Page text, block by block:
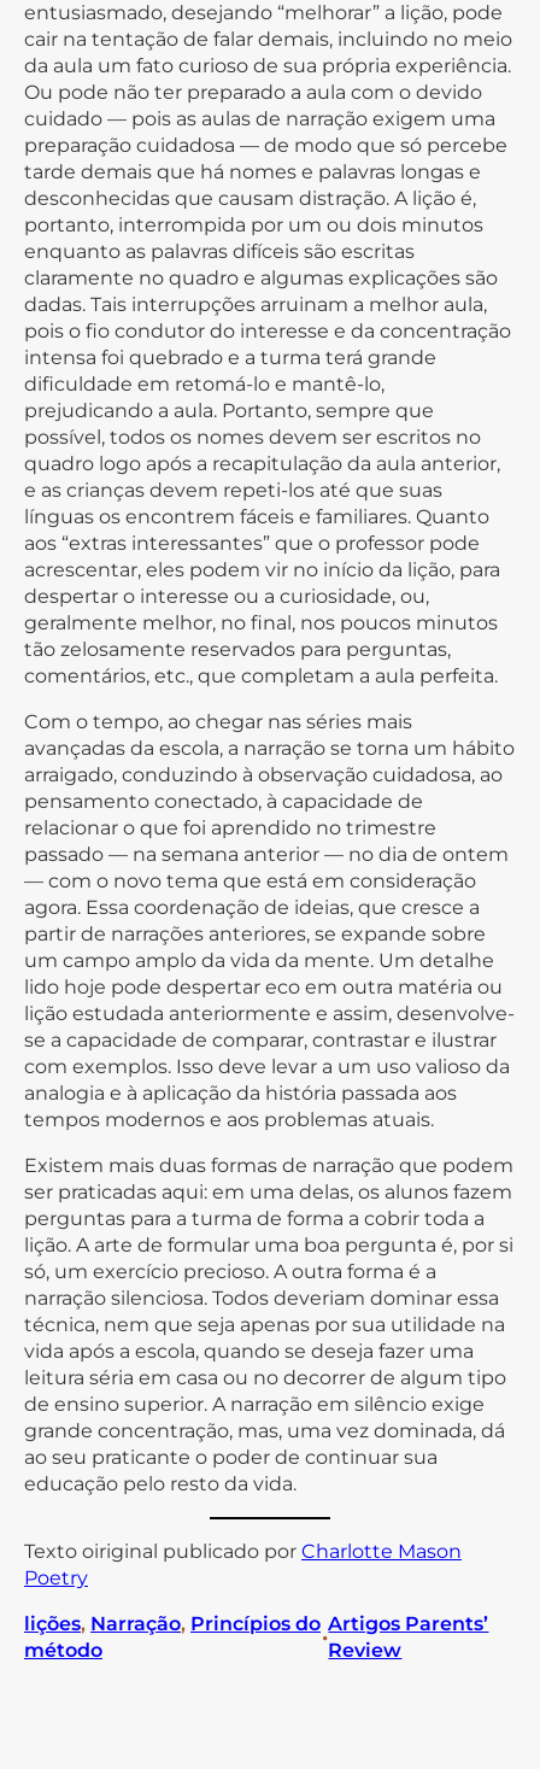
entusiasmado, desejando “melhorar” a lição, pode
cair na tentação de falar demais, incluindo no meio
da aula um fato curioso de sua própria experiência.
Ou pode não ter preparado a aula com o devido
cuidado — pois as aulas de narração exigem uma
preparação cuidadosa — de modo que só percebe
tarde demais que há nomes e palavras longas e
desconhecidas que causam distração. A lição é,
portanto, interrompida por um ou dois minutos
enquanto as palavras difíceis são escritas
claramente no quadro e algumas explicações são
dadas. Tais interrupções arruinam a melhor aula,
pois o fio condutor do interesse e da concentração
intensa foi quebrado e a turma terá grande
dificuldade em retomá-lo e mantê-lo,
prejudicando a aula. Portanto, sempre que
possível, todos os nomes devem ser escritos no
quadro logo após a recapitulação da aula anterior,
e as crianças devem repeti-los até que suas
línguas os encontrem fáceis e familiares. Quanto
aos “extras interessantes” que o professor pode
acrescentar, eles podem vir no início da lição, para
despertar o interesse ou a curiosidade, ou,
geralmente melhor, no final, nos poucos minutos
tão zelosamente reservados para perguntas,
comentários, etc., que completam a aula perfeita.
Com o tempo, ao chegar nas séries mais
avançadas da escola, a narração se torna um hábito
arraigado, conduzindo à observação cuidadosa, ao
pensamento conectado, à capacidade de
relacionar o que foi aprendido no trimestre
passado — na semana anterior — no dia de ontem
— com o novo tema que está em consideração
agora. Essa coordenação de ideias, que cresce a
partir de narrações anteriores, se expande sobre
um campo amplo da vida da mente. Um detalhe
lido hoje pode despertar eco em outra matéria ou
lição estudada anteriormente e assim, desenvolve-
se a capacidade de comparar, contrastar e ilustrar
com exemplos. Isso deve levar a um uso valioso da
analogia e à aplicação da história passada aos
tempos modernos e aos problemas atuais.
Existem mais duas formas de narração que podem
ser praticadas aqui: em uma delas, os alunos fazem
perguntas para a turma de forma a cobrir toda a
lição. A arte de formular uma boa pergunta é, por si
só, um exercício precioso. A outra forma é a
narração silenciosa. Todos deveriam dominar essa
técnica, nem que seja apenas por sua utilidade na
vida após a escola, quando se deseja fazer uma
leitura séria em casa ou no decorrer de algum tipo
de ensino superior. A narração em silêncio exige
grande concentração, mas, uma vez dominada, dá
ao seu praticante o poder de continuar sua
educação pelo resto da vida.
Texto oiriginal publicado por Charlotte Mason
Poetry
lições, Narração, Princípios do
método
•
Artigos Parents’
Review